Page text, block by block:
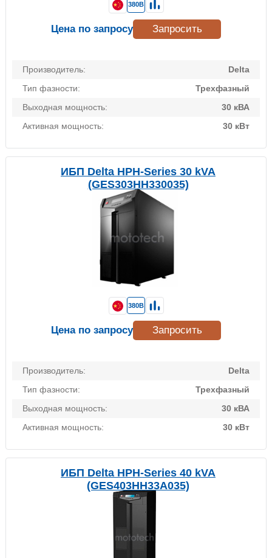
Производитель:
Delta
Тип фазности:
Трехфазный
Выходная мощность:
30 кВА
Активная мощность:
30 кВт
380В
Цена по запросу Запросить
ИБП Delta HPH-Series 30 kVA
(GES303HH330035)
Производитель:
Delta
Тип фазности:
Трехфазный
Выходная мощность:
30 кВА
Активная мощность:
30 кВт
380В
Цена по запросу Запросить
ИБП Delta HPH-Series 40 kVA
(GES403HH33A035)